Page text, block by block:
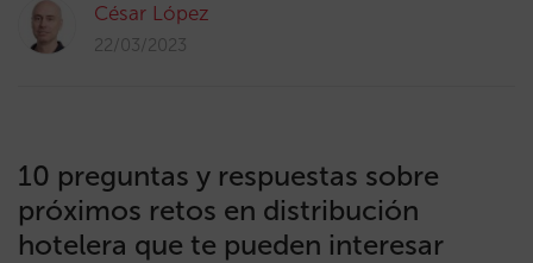
César López
22/03/2023
10 preguntas y respuestas sobre
próximos retos en distribución
hotelera que te pueden interesar